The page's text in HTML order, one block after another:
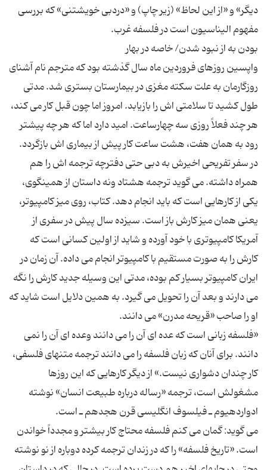
دیگر» و «از این لحاظ» (زیر چاپ) و «دردبى خویشتنى» که بررسى
واپسین روزهاى فروردین ماه سال گذشته بود که مترجم نام آشناى
روزگارمان به علت سکته مغزى در بیمارستان بسترى شد. مدتى
طول کشید تا سلامتى اش را بازیابد. امروز اما چون قبل کار مى کند،
هر چند فعلاً روزى سه چهارساعت. امید دارد اما که هر چه پیشتر
در سفر تفریحى اخیرش به دبى حتى دفترچه ترجمه اش را هم
همراه داشته. مى گوید ترجمه هشتاد ونه داستان از همینگوى،
یکى از کارهایى است که باید انجام دهد. کتاب، روى میز کامپیوتر،
یعنى همان میز کارش باز است. سیزده سال پیش در سفرى از
آمریکا کامپیوترى با خود آورده و شاید از اولین کسانى است که
کارش را به صورت مستقیم با کامپیوتر انجام مى داده. آن زمان در
ایران کامپیوتر بسیار کم بوده، مدتى این وسیله جدید کارش را نگه
مى دارند و بعد آن را تحویل مى گیرد. به همین دلایل است شاید که
«فلسفه زبانى است که عده اى آن را مى دانند وعده اى آن را نمى
دانند. براى آنان که زبان فلسفه را مى دانند ترجمه متنهاى فلسفى،
کار چندان دشوارى نیست.» از دیگر کارهایى که این روزها
مشغولش است، ترجمه «رساله درباره طبیعت انسان» نوشته
مى گوید: گمان مى کنم فلسفه محتاج کار بیشتر و مجدداً خواندن
است. «تاریخ فلسفه» را که در زندان ترجمه کرده دوباره از نو نوشته